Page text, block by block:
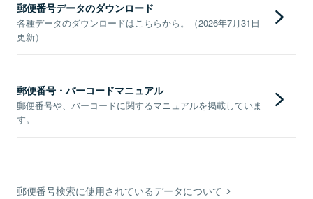
郵便番号データのダウンロード
各種データのダウンロードはこちらから。（2026年7月31日
更新）
郵便番号・バーコードマニュアル
郵便番号や、バーコードに関するマニュアルを掲載していま
す。
郵便番号検索に使用されているデータについて